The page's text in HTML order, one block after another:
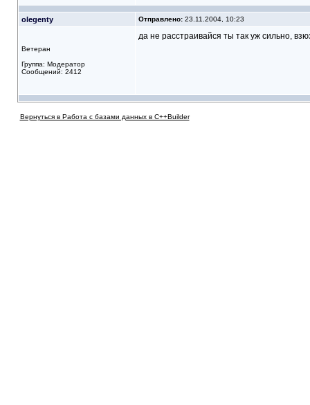
olegenty Отправлено:23.11.2004, 10:23
Ветеран
Группа: Модератор
Сообщений: 2412
да не расстраивайся ты так уж сильно,
Вернуться в Работа с базами данных в C++Builder